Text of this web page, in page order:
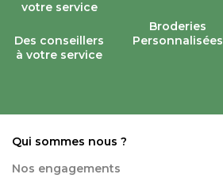
Des conseillers
à votre service
Broderies
Personnalisées
Qui sommes nous ?
Nos engagements